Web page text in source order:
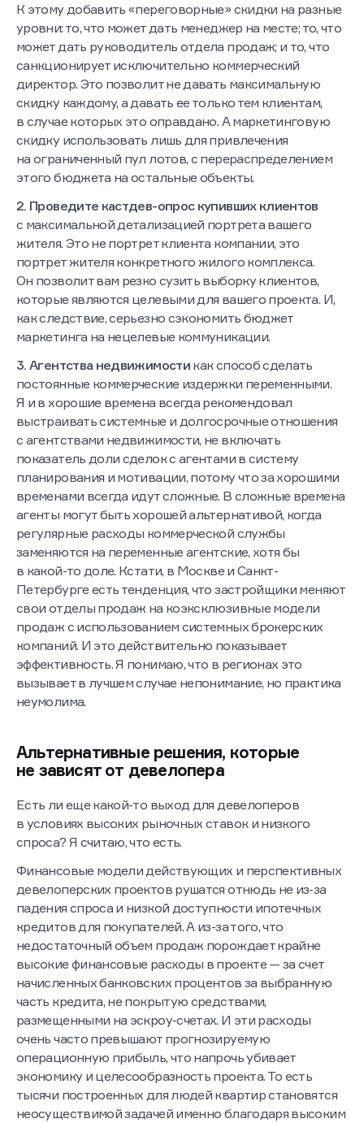
К этому добавить «переговорные» скидки на разные
уровни: то, что может дать менеджер на месте; то, что
может дать руководитель отдела продаж; и то, что
санкционирует исключительно коммерческий
директор. Это позволит не давать максимальную
скидку каждому, а давать ее только тем клиентам,
в случае которых это оправдано. А маркетинговую
скидку использовать лишь для привлечения
на ограниченный пул лотов, с перераспределением
этого бюджета на остальные объекты.
2. Проведите кастдев-опрос купивших клиентов
с максимальной детализацией портрета вашего
жителя. Это не портрет клиента компании, это
портрет жителя конкретного жилого комплекса.
Он позволит вам резко сузить выборку клиентов,
которые являются целевыми для вашего проекта. И,
как следствие, серьезно сэкономить бюджет
маркетинга на нецелевые коммуникации.
3. Агентства недвижимости как способ сделать
постоянные коммерческие издержки переменными.
Я и в хорошие времена всегда рекомендовал
выстраивать системные и долгосрочные отношения
с агентствами недвижимости, не включать
показатель доли сделок с агентами в систему
планирования и мотивации, потому что за хорошими
временами всегда идут сложные. В сложные времена
агенты могут быть хорошей альтернативой, когда
регулярные расходы коммерческой службы
заменяются на переменные агентские, хотя бы
в какой-то доле. Кстати, в Москве и Санкт-
Петербурге есть тенденция, что застройщики меняют
свои отделы продаж на коэксклюзивные модели
продаж с использованием системных брокерских
компаний. И это действительно показывает
эффективность. Я понимаю, что в регионах это
вызывает в лучшем случае непонимание, но практика
неумолима.
Альтернативные решения, которые
не зависят от девелопера
Есть ли еще какой-то выход для девелоперов
в условиях высоких рыночных ставок и низкого
спроса? Я считаю, что есть.
Финансовые модели действующих и перспективных
девелоперских проектов рушатся отнюдь не из-за
падения спроса и низкой доступности ипотечных
кредитов для покупателей. А из-за того, что
недостаточный объем продаж порождает крайне
высокие финансовые расходы в проекте — за счет
начисленных банковских процентов за выбранную
часть кредита, не покрытую средствами,
размещенными на эскроу-счетах. И эти расходы
очень часто превышают прогнозируемую
операционную прибыль, что напрочь убивает
экономику и целесообразность проекта. То есть
тысячи построенных для людей квартир становятся
неосуществимой задачей именно благодаря высоким